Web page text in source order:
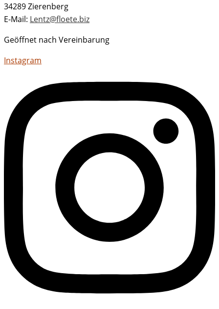
34289 Zierenberg
E-Mail: Lentz@floete.biz
Geöffnet nach Vereinbarung
Instagram